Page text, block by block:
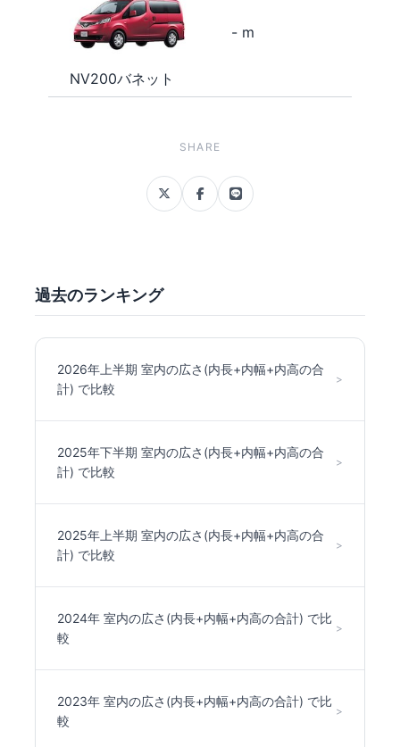
NV200バネット
- m
SHARE
過去のランキング
2026年上半期 室内の広さ(内長+内幅+内高の合
計) で比較
>
2025年下半期 室内の広さ(内長+内幅+内高の合
計) で比較
>
2025年上半期 室内の広さ(内長+内幅+内高の合
計) で比較
>
2024年 室内の広さ(内長+内幅+内高の合計) で比
較
>
2023年 室内の広さ(内長+内幅+内高の合計) で比
較
>